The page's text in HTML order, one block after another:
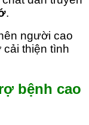
.
người cao
cải thiện tình
bệnh cao